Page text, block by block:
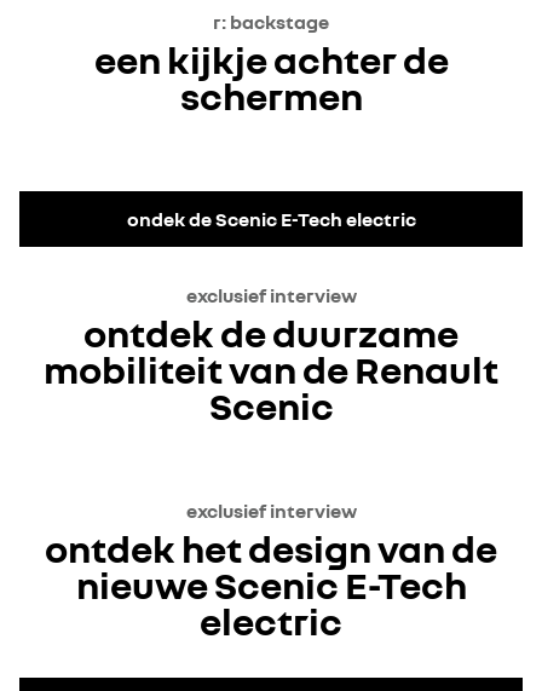
r: backstage
een kijkje achter de
schermen
Alles weigeren
Ik ga akkoord
ondek de Scenic E-Tech electric
exclusief interview
ontdek de duurzame
mobiliteit van de Renault
Scenic
bekijken.
Alles weigeren
Ik ga akkoord
exclusief interview
ontdek het design van de
nieuwe Scenic E-Tech
electric